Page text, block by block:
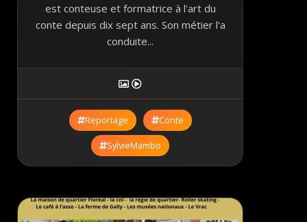
est conteuse et formatrice à l'art du
conte depuis dix sept ans. Son métier l'a
conduite...
Reportage Conte
SylvieMambo